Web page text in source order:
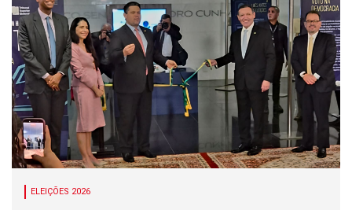
ELEIÇÕES 2026